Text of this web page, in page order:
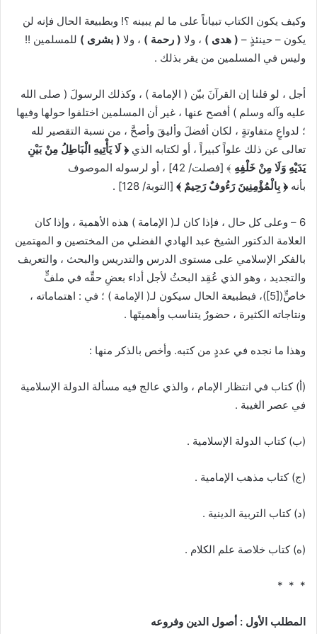
وكيف يكون الكتاب تبياناً على ما لم يبينه ؟! وبطبيعة الحال فإنه لن
يكون – حينئذٍ – ( هدى ) ، ولا ( رحمة ) ، ولا ( بشرى ) للمسلمين !!
وليس في المسلمين من يقر بذلك .
أجل ، لو قلنا إن القرآنَ بيّن ( الإمامة ) ، وكذلك الرسولَ ( صلى الله
عليه وآله وسلم ) أفصح عنها ، غير أن المسلمين اختلفوا حولها وفيها
؛ لدواعٍ متفاوتةٍ ، لكان أفضلَ وأليقَ وأصحَّ ، من نسبة التقصير لله
تعالى عن ذلك علواً كبيراً ، أو لكتابه الذي ﴿ لَا يَأْتِيهِ الْبَاطِلُ مِنْ بَيْنِ
يَدَيْهِ وَلَا مِنْ خَلْفِهِ
﴾ [فصلت/ 42] ، أو لرسوله الموصوف
بأنه ﴿ بِالْمُؤْمِنِينَ رَءُوفٌ رَحِيمٌ ﴾ [التوبة/ 128] .
6 – وعلى كل حال ، فإذا كان لـ( الإمامة ) هذه الأهمية ، وإذا كان
العلامة الدكتور الشيخ عبد الهادي الفضلي من المختصين و المهتمين
بالفكر الإسلامي على مستوى الدرس والتدريس والبحث ، والتعريف
والتجديد ، وهو الذي عُقِد البحثُ لأجل أداء بعضِ حقِّه في ملفٍّ
خاصٍّ([5])، فبطبيعة الحال سيكون لـ( الإمامة ) ؛ في : اهتماماته ،
ونتاجاته الكثيرة ، حضورٌ يتناسب وأهميتَها .
وهذا ما نجده في عددٍ من كتبه. وأخص بالذكر منها :
(‌أ) كتاب في انتظار الإمام ، والذي عالج فيه مسألة الدولة الإسلامية
في عصر الغيبة .
(‌ب) كتاب الدولة الإسلامية .
(‌ج) كتاب مذهب الإمامية .
(‌د) كتاب التربية الدينية .
(‌ه) كتاب خلاصة علم الكلام .
* * *
المطلب الأول : أصول الدين وفروعه